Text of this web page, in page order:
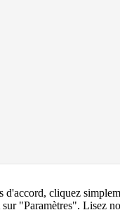
d'accord, cliquez
"Paramètres". Lisez